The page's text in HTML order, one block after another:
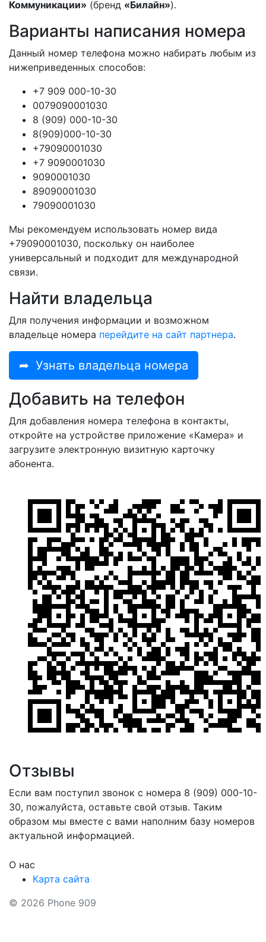
Коммуникации» (бренд «Билайн»).
Варианты написания номера
Данный номер телефона можно набирать любым из
нижеприведенных способов:
+7 909 000-10-30
0079090001030
8 (909) 000-10-30
8(909)000-10-30
+79090001030
+7 9090001030
9090001030
89090001030
79090001030
Мы рекомендуем использовать номер вида
+79090001030, поскольку он наиболее
универсальный и подходит для международной
связи.
Найти владельца
Для получения информации и возможном
владельце номера перейдите на сайт партнера.
➦ Узнать владельца номера
Добавить на телефон
Для добавления номера телефона в контакты,
откройте на устройстве приложение «Камера» и
загрузите электронную визитную карточку
абонента.
Отзывы
Если вам поступил звонок с номера 8 (909) 000-10-
30, пожалуйста, оставьте свой отзыв. Таким
образом мы вместе с вами наполним базу номеров
актуальной информацией.
О нас
Карта сайта
© 2026 Phone 909